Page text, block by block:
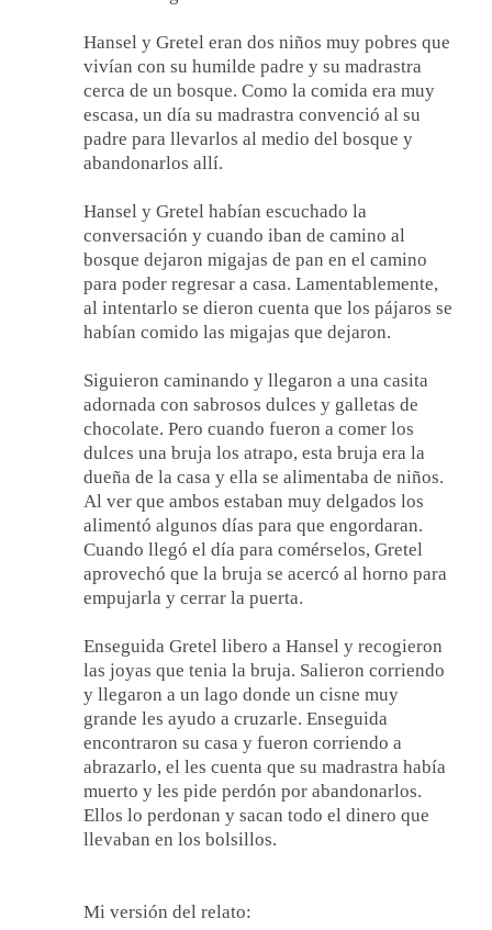
Hansel y Gretel eran dos niños muy pobres que
vivían con su humilde padre y su madrastra
cerca de un bosque. Como la comida era muy
escasa, un día su madrastra convenció al su
padre para llevarlos al medio del bosque y
abandonarlos allí.
Hansel y Gretel habían escuchado la
conversación y cuando iban de camino al
bosque dejaron migajas de pan en el camino
para poder regresar a casa. Lamentablemente,
al intentarlo se dieron cuenta que los pájaros se
habían comido las migajas que dejaron.
Siguieron caminando y llegaron a una casita
adornada con sabrosos dulces y galletas de
chocolate. Pero cuando fueron a comer los
dulces una bruja los atrapo, esta bruja era la
dueña de la casa y ella se alimentaba de niños.
Al ver que ambos estaban muy delgados los
alimentó algunos días para que engordaran.
Cuando llegó el día para comérselos, Gretel
aprovechó que la bruja se acercó al horno para
empujarla y cerrar la puerta.
Enseguida Gretel libero a Hansel y recogieron
las joyas que tenia la bruja. Salieron corriendo
y llegaron a un lago donde un cisne muy
grande les ayudo a cruzarle. Enseguida
encontraron su casa y fueron corriendo a
abrazarlo, el les cuenta que su madrastra había
muerto y les pide perdón por abandonarlos.
Ellos lo perdonan y sacan todo el dinero que
llevaban en los bolsillos.
Mi versión del relato: